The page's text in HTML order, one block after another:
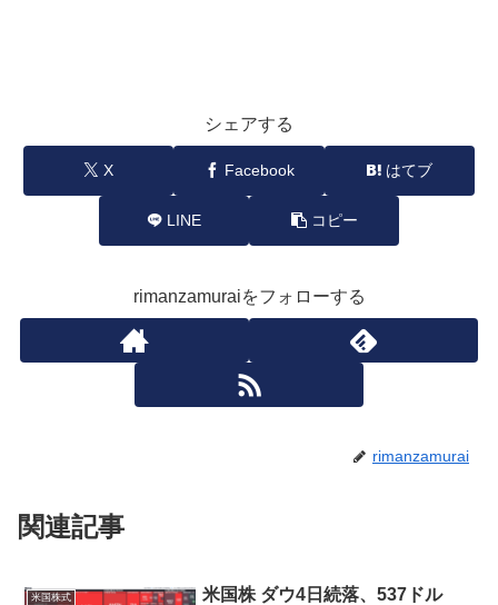
シェアする
X Facebook はてブ
LINE コピー
rimanzamuraiをフォローする
rimanzamurai
関連記事
米国株式
米国株 ダウ4日続落、537ドル